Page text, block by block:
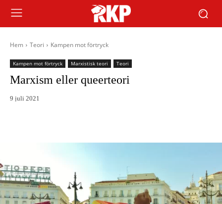
Hem Teori Kampen mot förtryck
Kampen mot förtryck Marxistisk teori Teori
Marxism eller queerteori
9 juli 2021